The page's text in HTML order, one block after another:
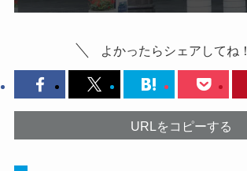
よかったらシェアしてね！
URLをコピーする